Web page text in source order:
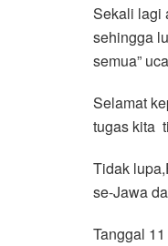
Sekali lagi
sehingga
semua”
Selamat
tugas kita
Tidak
se-Jawa
Tanggal